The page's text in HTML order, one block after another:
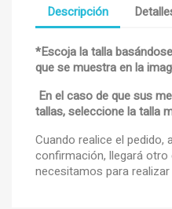
Descripción
*Escoja la talla
que se muestra en la
En el caso de que sus
tallas, seleccione la talla
Cuando realice el pedido,
confirmación, llegará
necesitamos para